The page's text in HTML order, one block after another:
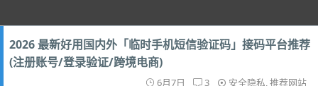
2026 最新好用国内外「临时手机短信验证码」接码平台推荐
(注册账号/登录验证/跨境电商)
6月7日 3 安全隐私,推荐网站